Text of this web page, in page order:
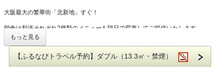
【周辺観光スポット】
■USJ（ユニバーサルシティ駅）約34分
■京セラドーム大阪（ドーム前千代崎駅）約31分
■道頓堀（なんば駅） 約16分
■大阪城ホール・大阪城公園 約30分
大阪最大の繁華街「北新地」すぐ！
朝食は和洋それぞれ2種類のメニューを隔日で変更してご提供いたします。
※和食・洋食をお選びいただけます。
お部屋には高速Wi-Fi、個別空調、加湿空気清浄機を完備。
寝具は『エアウィーヴ』のマットレス、掛け布団、
もっと見る
【ふるなびトラベル予約】ダブル（13.3㎡・禁煙）